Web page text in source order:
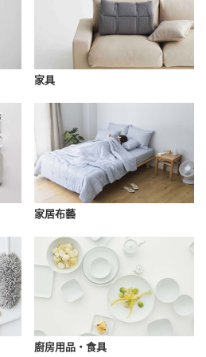
家具
家居布藝
廚房用品・食具